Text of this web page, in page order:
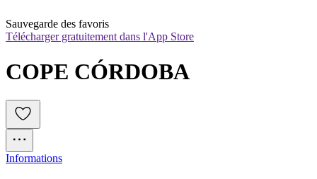
Sauvegarde des favoris
Télécharger gratuitement dans l'App Store
COPE CÓRDOBA
Informations